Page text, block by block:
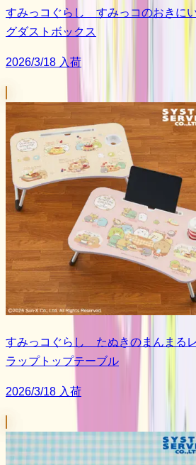
すみっコぐらし すみっコのおきに
グダストボックス
2026/3/18 入荷
すみっコぐらし たぬきのまんまる
ラップトップテーブル
2026/3/18 入荷